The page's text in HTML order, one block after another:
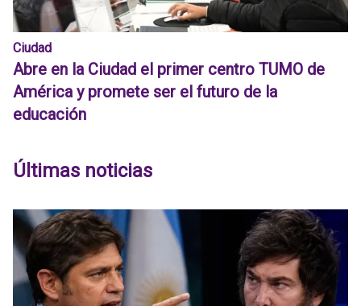
Ciudad
Abre en la Ciudad el primer centro TUMO de
América y promete ser el futuro de la
educación
Últimas noticias